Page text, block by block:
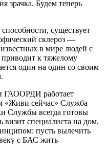
зрачка. Будем теперь
существует
склероз —
в мире людей с
к тяжелому
один на один со своим
ГАООРДИ работает
«Живи сейчас» Служба
Службы всегда готовы
визит специалиста на дом.
пусть вылечить
с БАС жить